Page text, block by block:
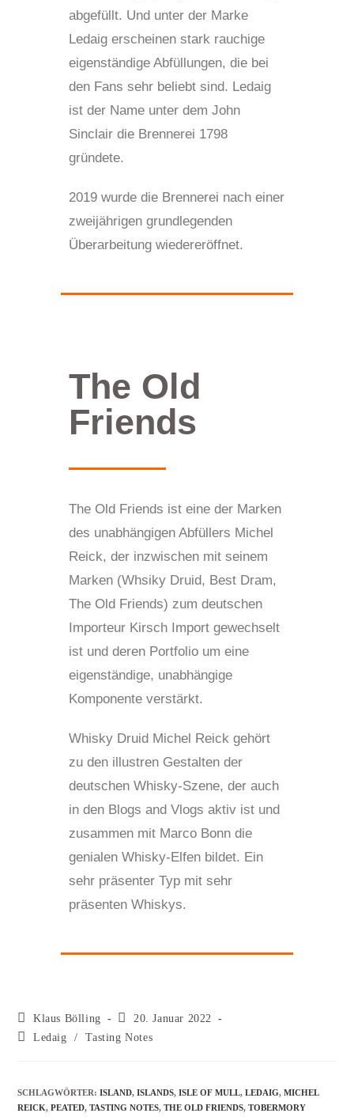
abgefüllt. Und unter der Marke
Ledaig erscheinen stark rauchige
eigenständige Abfüllungen, die bei
den Fans sehr beliebt sind. Ledaig
ist der Name unter dem John
Sinclair die Brennerei 1798
gründete.
2019 wurde die Brennerei nach einer
zweijährigen grundlegenden
Überarbeitung wiedereröffnet.
The Old
Friends
The Old Friends ist eine der Marken
des unabhängigen Abfüllers Michel
Reick, der inzwischen mit seinem
Marken (Whsiky Druid, Best Dram,
The Old Friends) zum deutschen
Importeur Kirsch Import gewechselt
ist und deren Portfolio um eine
eigenständige, unabhängige
Komponente verstärkt.
Whisky Druid Michel Reick gehört
zu den illustren Gestalten der
deutschen Whisky-Szene, der auch
in den Blogs and Vlogs aktiv ist und
zusammen mit Marco Bonn die
genialen Whisky-Elfen bildet. Ein
sehr präsenter Typ mit sehr
präsenten Whiskys.
Klaus Bölling
20. Januar 2022
Ledaig
/ Tasting Notes
SCHLAGWÖRTER:ISLAND, ISLANDS, ISLE OF MULL, LEDAIG, MICHEL
REICK, PEATED, TASTING NOTES, THE OLD FRIENDS, TOBERMORY